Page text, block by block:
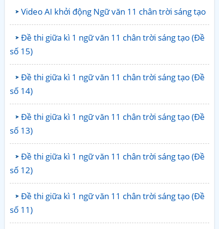
Video AI khởi động Ngữ văn 11 chân trời sáng tạo
Đề thi giữa kì 1 ngữ văn 11 chân trời sáng tạo (Đề
số 15)
Đề thi giữa kì 1 ngữ văn 11 chân trời sáng tạo (Đề
số 14)
Đề thi giữa kì 1 ngữ văn 11 chân trời sáng tạo (Đề
số 13)
Đề thi giữa kì 1 ngữ văn 11 chân trời sáng tạo (Đề
số 12)
Đề thi giữa kì 1 ngữ văn 11 chân trời sáng tạo (Đề
số 11)